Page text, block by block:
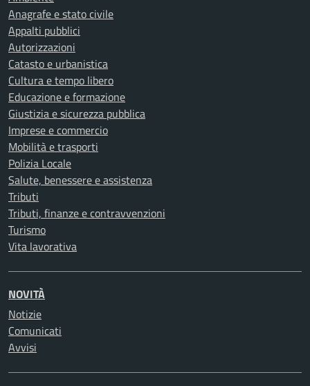
Anagrafe e stato civile
Appalti pubblici
Autorizzazioni
Catasto e urbanistica
Cultura e tempo libero
Educazione e formazione
Giustizia e sicurezza pubblica
Imprese e commercio
Mobilità e trasporti
Polizia Locale
Salute, benessere e assistenza
Tributi
Tributi, finanze e contravvenzioni
Turismo
Vita lavorativa
NOVITÀ
Notizie
Comunicati
Avvisi